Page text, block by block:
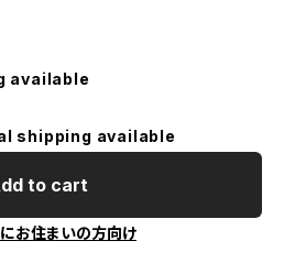
available
shipping available
to cart
お住まいの方向け